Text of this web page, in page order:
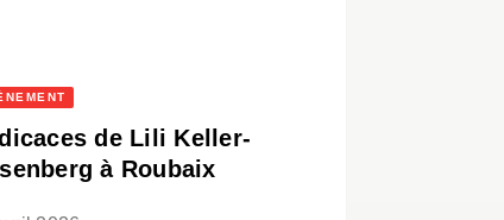
de Lili Keller-
à Roubaix